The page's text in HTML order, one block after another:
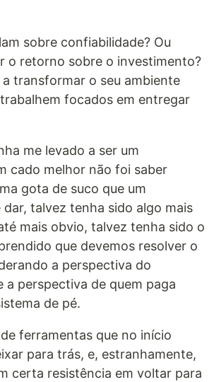
sobre confiabilidade? Ou
o retorno sobre o investimento?
a transformar o seu ambiente
focados em entregar
me levado a ser um
cado melhor não foi saber
gota de suco que um
talvez tenha sido algo mais
mais obvio, talvez tenha sido o
que devemos resolver o
a perspectiva do
a perspectiva de quem paga
de pé.
ferramentas que no início
para trás, e, estranhamente,
certa resistência em voltar para